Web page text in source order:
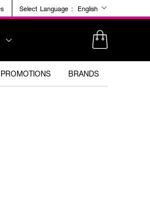
Select Language : English
PROMOTIONS BRANDS